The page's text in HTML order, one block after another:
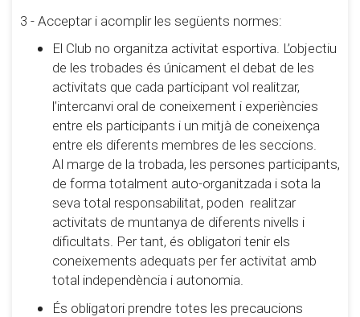
3 - Acceptar i acomplir les següents normes:
El Club no organitza activitat esportiva. L’objectiu
de les trobades és únicament el debat de les
activitats que cada participant vol realitzar,
l’intercanvi oral de coneixement i experiències
entre els participants i un mitjà de coneixença
entre els diferents membres de les seccions.
Al marge de la trobada, les persones participants,
de forma totalment auto-organitzada i sota la
seva total responsabilitat, poden realitzar
activitats de muntanya de diferents nivells i
dificultats. Per tant, és obligatori tenir els
coneixements adequats per fer activitat amb
total independència i autonomia.
És obligatori prendre totes les precaucions